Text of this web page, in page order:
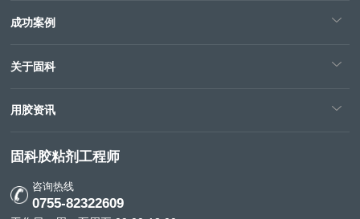
成功案例
关于固科
用胶资讯
固科胶粘剂工程师
咨询热线
0755-82322609